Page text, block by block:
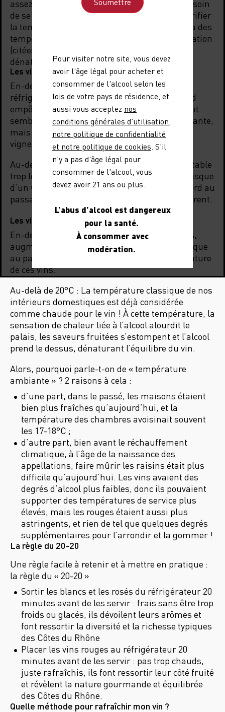
assez large de températures, et il n’y a pas besoin
de se munir d’un thermomètre dédié pour vérifier
la température au demi-degré près. Mais il y a des
températures qui font le succès d’une dégustation
(citées plus haut), et d’autres qui peuvent
dénaturer les vins.
Les vins blancs et rosés
En-dessous de 7°C : C’est la température du
réfrigérateur, trop basse pour les vins. Le froid
empêche leurs arômes de s’exprimer et les fait
sembler fades : la dégustation est rafraîchissante,
mais ce que l’on déguste n’est pas ce que le
vigneron a imaginé quand il a créé ce vin.
Au-delà de 15°C : Une bouteille laissée sur la table
trop longtemps sans surveillance, et c’est le risque
d’un vin qui perd ce côté désaltérant, et qui perd au
passage la fraîcheur et la vivacité qui l’équilibrent.
Les vins rouges
En-dessous de 11°C : Le froid durcit les tanins,
augmente la sensation d’astringence, et masque
au passage les notes fruitées qui font la signature
de ces vins.
Au-delà de 20°C : La température classique de nos
intérieurs domestiques est déjà considérée
comme chaude pour le vin ! À cette température, la
sensation de chaleur liée à l’alcool alourdit le
palais, les saveurs fruitées s’estompent et l’alcool
prend le dessus, dénaturant l’équilibre du vin.
Alors, pourquoi parle-t-on de « température
ambiante » ? 2 raisons à cela :
d’une part, dans le passé, les maisons étaient
bien plus fraîches qu’aujourd’hui, et la
température des chambres avoisinait souvent
les 17-18°C ;
d’autre part, bien avant le réchauffement
climatique, à l’âge de la naissance des
appellations, faire mûrir les raisins était plus
difficile qu’aujourd’hui. Les vins avaient des
degrés d’alcool plus faibles, donc ils pouvaient
supporter des températures de service plus
élevés, mais les rouges étaient aussi plus
astringents, et rien de tel que quelques degrés
supplémentaires pour l’arrondir et la gommer !
La règle du 20-20
Une règle facile à retenir et à mettre en pratique :
la règle du « 20-20 »
Sortir les blancs et les rosés du réfrigérateur 20
minutes avant de les servir : frais sans être trop
froids ou glacés, ils dévoilent leurs arômes et
font ressortir la diversité et la richesse typiques
des Côtes du Rhône
Placer les vins rouges au réfrigérateur 20
minutes avant de les servir : pas trop chauds,
juste rafraîchis, ils font ressortir leur côté fruité
et révèlent la nature gourmande et équilibrée
des Côtes du Rhône.
Quelle méthode pour rafraîchir mon vin ?
Pour visiter notre site, vous devez
avoir l'âge légal pour acheter et
consommer de l'alcool selon les
lois de votre pays de résidence, et
aussi vous acceptez nos
conditions générales d’utilisation,
notre politique de confidentialité
et notre politique de cookies. S'il
n'y a pas d'âge légal pour
consommer de l'alcool, vous
devez avoir 21 ans ou plus.
L’abus d’alcool est dangereux
pour la santé.
À consommer avec
modération.